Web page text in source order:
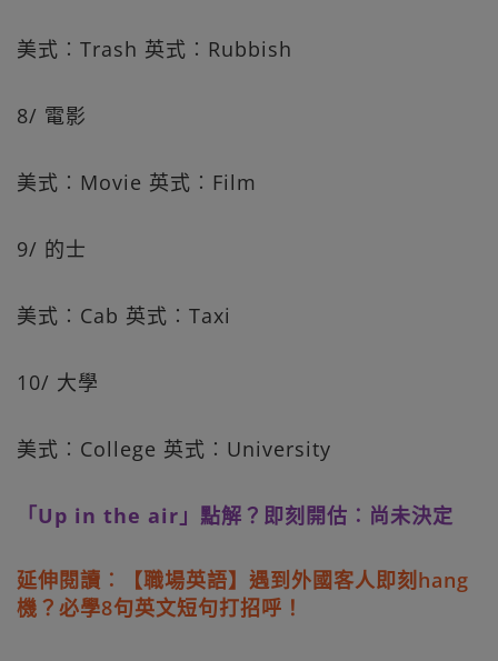
美式︰Trash 英式︰Rubbish
8/ 電影
美式︰Movie 英式︰Film
9/ 的士
美式︰Cab 英式︰Taxi
10/ 大學
美式︰College 英式︰University
「Up in the air」點解？即刻開估︰尚未決定
延伸閱讀︰【職場英語】遇到外國客人即刻hang
機？必學8句英文短句打招呼！